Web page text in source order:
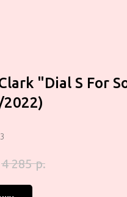
"Dial S For
2022)
4 285 р.